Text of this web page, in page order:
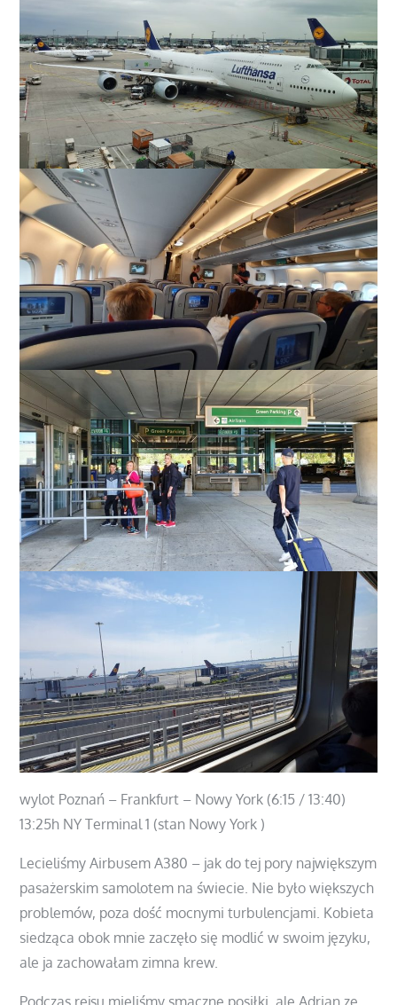
wylot Poznań – Frankfurt – Nowy York (6:15 / 13:40)
13:25h NY Terminal 1 (stan Nowy York )
Lecieliśmy Airbusem A380 – jak do tej pory największym
pasażerskim samolotem na świecie. Nie było większych
problemów, poza dość mocnymi turbulencjami. Kobieta
siedząca obok mnie zaczęło się modlić w swoim języku,
ale ja zachowałam zimna krew.
Podczas rejsu mieliśmy smaczne posiłki, ale Adrian ze